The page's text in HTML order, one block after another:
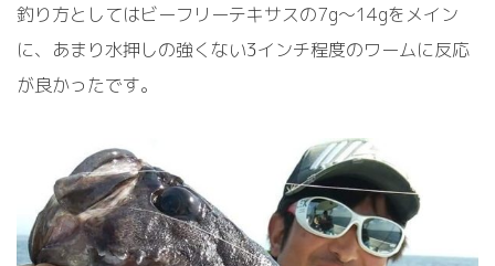
釣り方としてはビーフリーテキサスの7g～14gをメイン
に、あまり水押しの強くない3インチ程度のワームに反応
が良かったです。